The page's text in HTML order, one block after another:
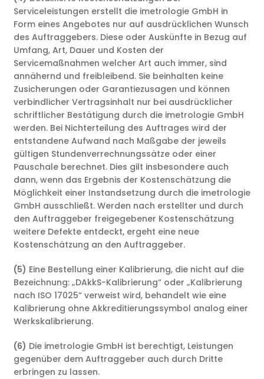
Serviceleistungen erstellt die imetrologie GmbH in
Form eines Angebotes nur auf ausdrücklichen Wunsch
des Auftraggebers. Diese oder Auskünfte in Bezug auf
Umfang, Art, Dauer und Kosten der
Servicemaßnahmen welcher Art auch immer, sind
annähernd und freibleibend. Sie beinhalten keine
Zusicherungen oder Garantiezusagen und können
verbindlicher Vertragsinhalt nur bei ausdrücklicher
schriftlicher Bestätigung durch die imetrologie GmbH
werden. Bei Nichterteilung des Auftrages wird der
entstandene Aufwand nach Maßgabe der jeweils
gültigen Stundenverrechnungssätze oder einer
Pauschale berechnet. Dies gilt insbesondere auch
dann, wenn das Ergebnis der Kostenschätzung die
Möglichkeit einer Instandsetzung durch die imetrologie
GmbH ausschließt. Werden nach erstellter und durch
den Auftraggeber freigegebener Kostenschätzung
weitere Defekte entdeckt, ergeht eine neue
Kostenschätzung an den Auftraggeber.
(5) Eine Bestellung einer Kalibrierung, die nicht auf die
Bezeichnung: „DAkkS-Kalibrierung“ oder „Kalibrierung
nach ISO 17025“ verweist wird, behandelt wie eine
Kalibrierung ohne Akkreditierungssymbol analog einer
Werkskalibrierung.
(6) Die imetrologie GmbH ist berechtigt, Leistungen
gegenüber dem Auftraggeber auch durch Dritte
erbringen zu lassen.